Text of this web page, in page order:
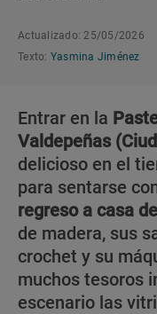
Actualizado: 25/05/2026
Texto: Yasmina Jiménez
Entrar en la
Valdepeñas
delicioso en el
para sentarse
regreso a casa
de madera, sus
crochet y su
muchos tesoros
escenario las